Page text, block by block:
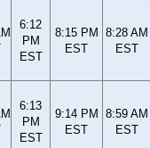
6:12
PM
EST
8:15 PM
EST
8:28 AM
EST
6:13
PM
EST
9:14 PM
EST
8:59 AM
EST